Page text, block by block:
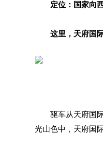
定位：国家向
这里，天府国
驱车从天府国
光山色中，天府国